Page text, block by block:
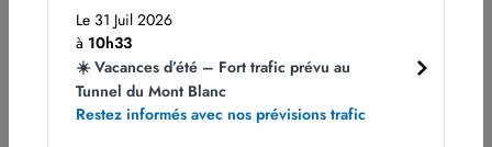
En direction de Genève/Paris
Sortie obligatoire n° 15 Vallée verte.
Le 31 Juil 2026
à 10h33
☀️ Vacances d’été – Fort trafic prévu au
Tunnel du Mont Blanc
Restez informés avec nos prévisions trafic